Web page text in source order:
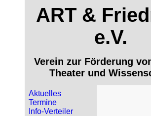
ART &
e.V.
Verein zur Förderung
Theater und
Aktuelles
Termine
Info-Verteiler